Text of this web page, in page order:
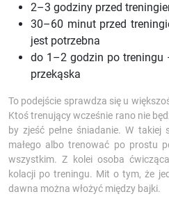
2–3 godziny przed
30–60 minut przed
jest potrzebna
do 1–2 godzin po treningu
przekąska
To podejście sprawdza się u
Ktoś trenujący wcześnie rano nie
by zjeść pełne śniadanie. W
małego albo trenować po prostu
wszystkim. Z kolei osoba
kolacji po treningu. Mit o tym, że
dawna można włożyć między bajki.